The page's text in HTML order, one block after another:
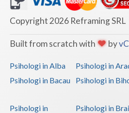
Copyright 2026 Reframing SRL
Built from scratch with by
Psihologi in Alba Psihologi in
Psihologi in Bacau
Psihologi in
Psihologi in
Psihologi in